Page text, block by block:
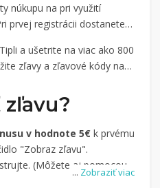
... Zobraziť viac
núkupu na pri využití
prvej registrácii dostanete
a ušetrite na viac ako 800
zľavy a zľavové kódy na
v hodnote 5€ k prvému
"Zobraz zľavu".
(Môžete aj pomocou